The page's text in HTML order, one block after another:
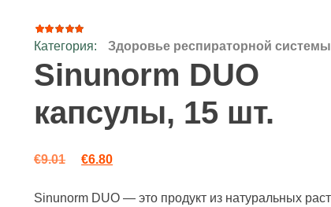
Рейтинг
4.78
5 на
основе
18
пользователей
Категория: Здоровье респираторной системы
Sinunorm DUO
капсулы, 15 шт.
€9.01 Первоначальная цена составляла €9.01.
€6.80Текущая цена: €6.80.
Sinunorm DUO — это продукт из натуральных